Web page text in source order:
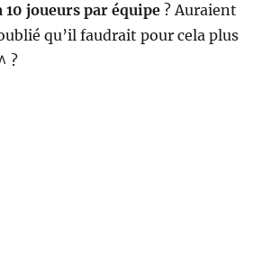
10 joueurs par équipe ? Auraient
qu’il faudrait pour cela plus
?